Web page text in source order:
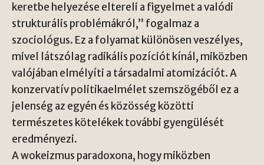
keretbe helyezése eltereli a figyelmet a valódi
strukturális problémákról,” fogalmaz a
szociológus. Ez a folyamat különösen veszélyes,
mivel látszólag radikális pozíciót kínál, miközben
valójában elmélyíti a társadalmi atomizációt. A
konzervatív politikaelmélet szemszögéből ez a
jelenség az egyén és közösség közötti
természetes kötelékek további gyengülését
eredményezi.
A wokeizmus paradoxona, hogy miközben